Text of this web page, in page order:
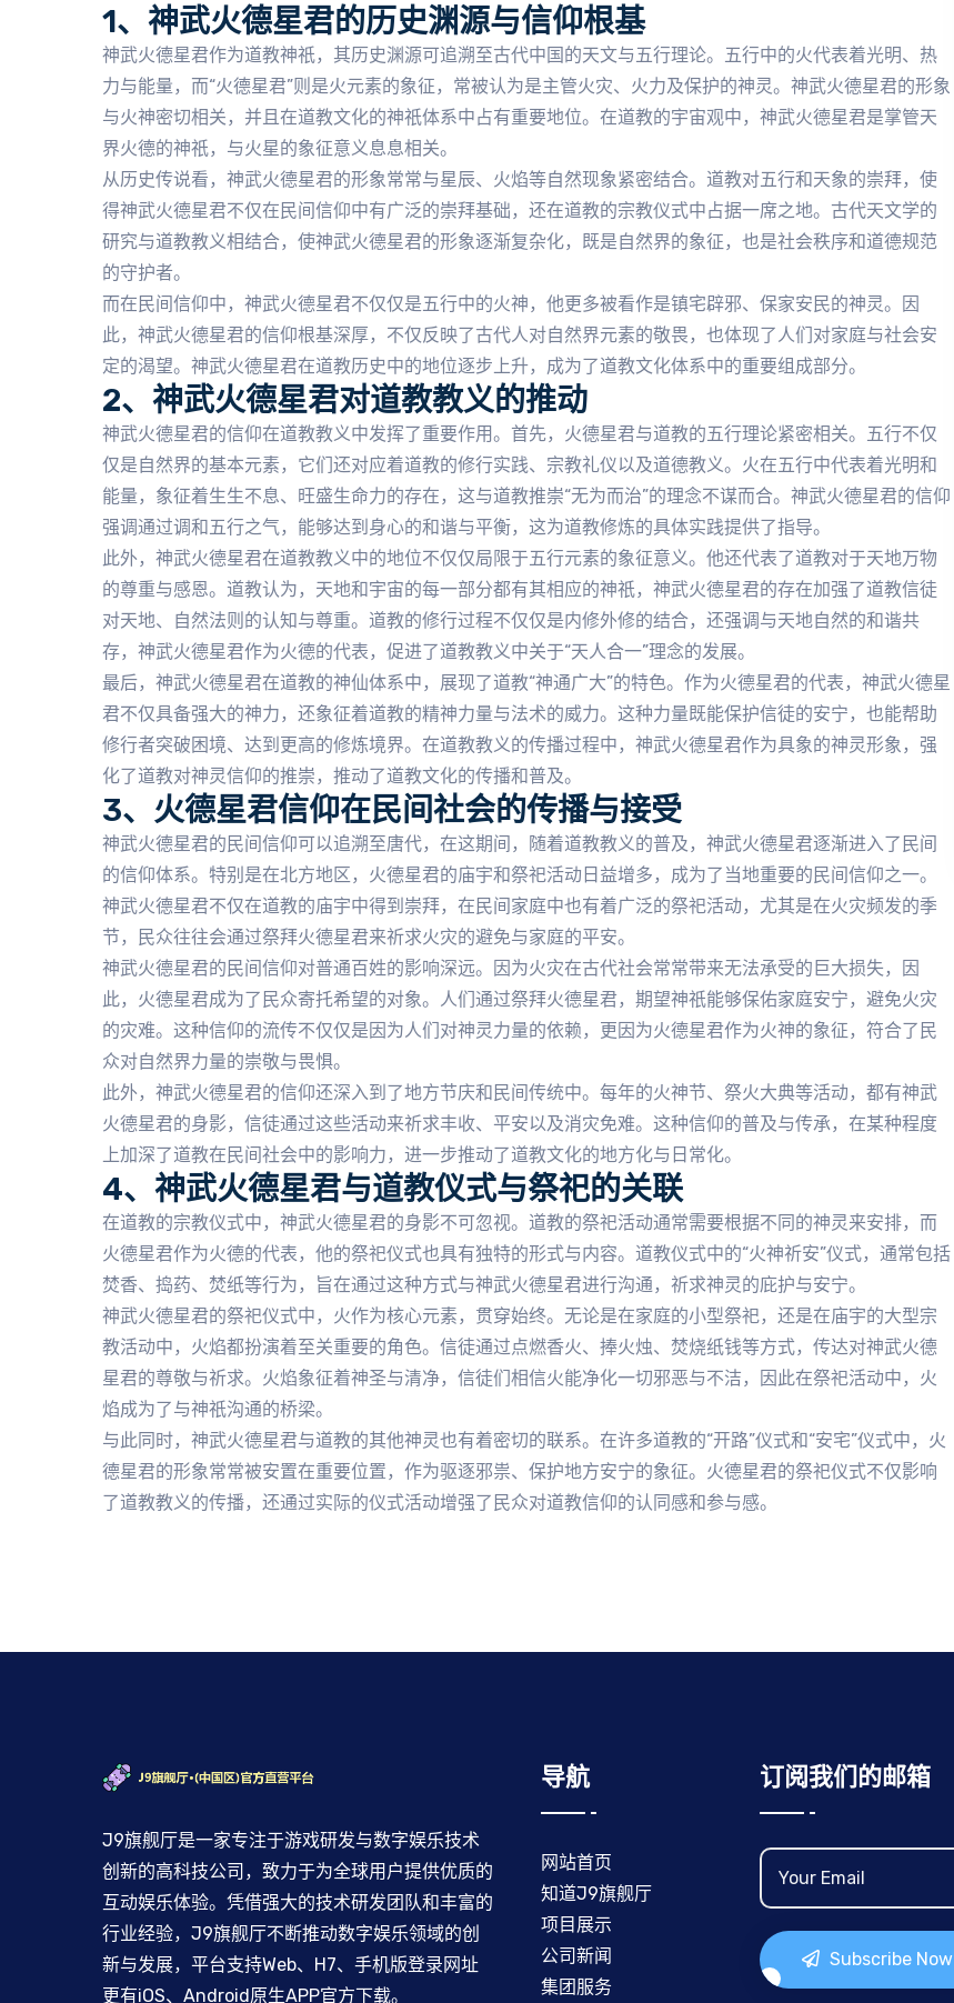
1、神武火德星君的历史渊源与信仰根基
神武火德星君作为道教神祇，其历史渊源可追溯至古代中国的天文与五行理论。五行中的火代表着光明、热
力与能量，而“火德星君”则是火元素的象征，常被认为是主管火灾、火力及保护的神灵。神武火德星君的形象
与火神密切相关，并且在道教文化的神祇体系中占有重要地位。在道教的宇宙观中，神武火德星君是掌管天
界火德的神祇，与火星的象征意义息息相关。
从历史传说看，神武火德星君的形象常常与星辰、火焰等自然现象紧密结合。道教对五行和天象的崇拜，使
得神武火德星君不仅在民间信仰中有广泛的崇拜基础，还在道教的宗教仪式中占据一席之地。古代天文学的
研究与道教教义相结合，使神武火德星君的形象逐渐复杂化，既是自然界的象征，也是社会秩序和道德规范
的守护者。
而在民间信仰中，神武火德星君不仅仅是五行中的火神，他更多被看作是镇宅辟邪、保家安民的神灵。因
此，神武火德星君的信仰根基深厚，不仅反映了古代人对自然界元素的敬畏，也体现了人们对家庭与社会安
定的渴望。神武火德星君在道教历史中的地位逐步上升，成为了道教文化体系中的重要组成部分。
2、神武火德星君对道教教义的推动
神武火德星君的信仰在道教教义中发挥了重要作用。首先，火德星君与道教的五行理论紧密相关。五行不仅
仅是自然界的基本元素，它们还对应着道教的修行实践、宗教礼仪以及道德教义。火在五行中代表着光明和
能量，象征着生生不息、旺盛生命力的存在，这与道教推崇“无为而治”的理念不谋而合。神武火德星君的信仰
强调通过调和五行之气，能够达到身心的和谐与平衡，这为道教修炼的具体实践提供了指导。
此外，神武火德星君在道教教义中的地位不仅仅局限于五行元素的象征意义。他还代表了道教对于天地万物
的尊重与感恩。道教认为，天地和宇宙的每一部分都有其相应的神祇，神武火德星君的存在加强了道教信徒
对天地、自然法则的认知与尊重。道教的修行过程不仅仅是内修外修的结合，还强调与天地自然的和谐共
存，神武火德星君作为火德的代表，促进了道教教义中关于“天人合一”理念的发展。
最后，神武火德星君在道教的神仙体系中，展现了道教“神通广大”的特色。作为火德星君的代表，神武火德星
君不仅具备强大的神力，还象征着道教的精神力量与法术的威力。这种力量既能保护信徒的安宁，也能帮助
修行者突破困境、达到更高的修炼境界。在道教教义的传播过程中，神武火德星君作为具象的神灵形象，强
化了道教对神灵信仰的推崇，推动了道教文化的传播和普及。
3、火德星君信仰在民间社会的传播与接受
神武火德星君的民间信仰可以追溯至唐代，在这期间，随着道教教义的普及，神武火德星君逐渐进入了民间
的信仰体系。特别是在北方地区，火德星君的庙宇和祭祀活动日益增多，成为了当地重要的民间信仰之一。
神武火德星君不仅在道教的庙宇中得到崇拜，在民间家庭中也有着广泛的祭祀活动，尤其是在火灾频发的季
节，民众往往会通过祭拜火德星君来祈求火灾的避免与家庭的平安。
神武火德星君的民间信仰对普通百姓的影响深远。因为火灾在古代社会常常带来无法承受的巨大损失，因
此，火德星君成为了民众寄托希望的对象。人们通过祭拜火德星君，期望神祇能够保佑家庭安宁，避免火灾
的灾难。这种信仰的流传不仅仅是因为人们对神灵力量的依赖，更因为火德星君作为火神的象征，符合了民
众对自然界力量的崇敬与畏惧。
此外，神武火德星君的信仰还深入到了地方节庆和民间传统中。每年的火神节、祭火大典等活动，都有神武
火德星君的身影，信徒通过这些活动来祈求丰收、平安以及消灾免难。这种信仰的普及与传承，在某种程度
上加深了道教在民间社会中的影响力，进一步推动了道教文化的地方化与日常化。
4、神武火德星君与道教仪式与祭祀的关联
在道教的宗教仪式中，神武火德星君的身影不可忽视。道教的祭祀活动通常需要根据不同的神灵来安排，而
火德星君作为火德的代表，他的祭祀仪式也具有独特的形式与内容。道教仪式中的“火神祈安”仪式，通常包括
焚香、捣药、焚纸等行为，旨在通过这种方式与神武火德星君进行沟通，祈求神灵的庇护与安宁。
神武火德星君的祭祀仪式中，火作为核心元素，贯穿始终。无论是在家庭的小型祭祀，还是在庙宇的大型宗
教活动中，火焰都扮演着至关重要的角色。信徒通过点燃香火、捧火烛、焚烧纸钱等方式，传达对神武火德
星君的尊敬与祈求。火焰象征着神圣与清净，信徒们相信火能净化一切邪恶与不洁，因此在祭祀活动中，火
焰成为了与神祇沟通的桥梁。
与此同时，神武火德星君与道教的其他神灵也有着密切的联系。在许多道教的“开路”仪式和“安宅”仪式中，火
德星君的形象常常被安置在重要位置，作为驱逐邪祟、保护地方安宁的象征。火德星君的祭祀仪式不仅影响
了道教教义的传播，还通过实际的仪式活动增强了民众对道教信仰的认同感和参与感。
J9旗舰厅是一家专注于游戏研发与数字娱乐技术
创新的高科技公司，致力于为全球用户提供优质的
互动娱乐体验。凭借强大的技术研发团队和丰富的
行业经验，J9旗舰厅不断推动数字娱乐领域的创
新与发展，平台支持Web、H7、手机版登录网址
更有iOS、Android原生APP官方下载。
导航
网站首页
知道J9旗舰厅
项目展示
公司新闻
集团服务
订阅我们的邮箱
Subscribe Now